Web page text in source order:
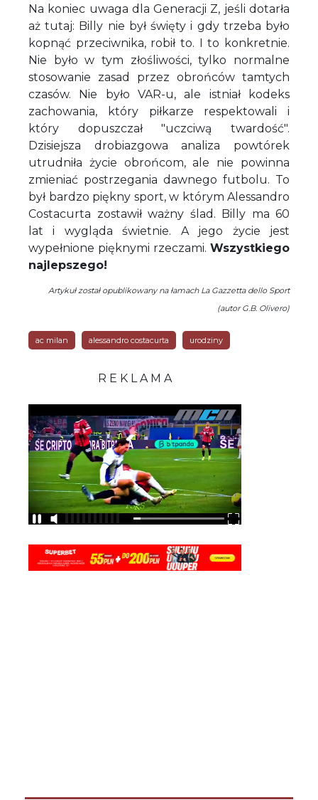
Na koniec uwaga dla Generacji Z, jeśli dotarła
aż tutaj: Billy nie był święty i gdy trzeba było
kopnąć przeciwnika, robił to. I to konkretnie.
Nie było w tym złośliwości, tylko normalne
stosowanie zasad przez obrońców tamtych
czasów. Nie było VAR-u, ale istniał kodeks
zachowania, który piłkarze respektowali i
który dopuszczał "uczciwą twardość".
Dzisiejsza drobiazgowa analiza powtórek
utrudniła życie obrońcom, ale nie powinna
zmieniać postrzegania dawnego futbolu. To
był bardzo piękny sport, w którym Alessandro
Costacurta zostawił ważny ślad. Billy ma 60
lat i wygląda świetnie. A jego życie jest
wypełnione pięknymi rzeczami. Wszystkiego
najlepszego!
Artykuł został opublikowany na łamach La Gazzetta dello Sport
(autor G.B. Olivero)
ac milan alessandro costacurta urodziny
R E K L A M A